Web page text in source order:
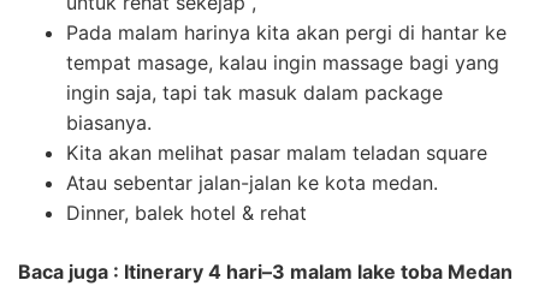
Pada malam harinya kita akan pergi di hantar ke
tempat masage, kalau ingin massage bagi yang
ingin saja, tapi tak masuk dalam package
biasanya.
Kita akan melihat pasar malam teladan square
Atau sebentar jalan-jalan ke kota medan.
Dinner, balek hotel & rehat
Baca juga : Itinerary 4 hari–3 malam lake toba Medan